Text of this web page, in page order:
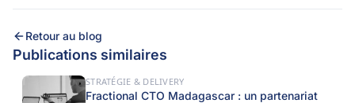
Retour au blog
Publications similaires
STRATÉGIE & DELIVERY
Fractional CTO Madagascar : un partenariat